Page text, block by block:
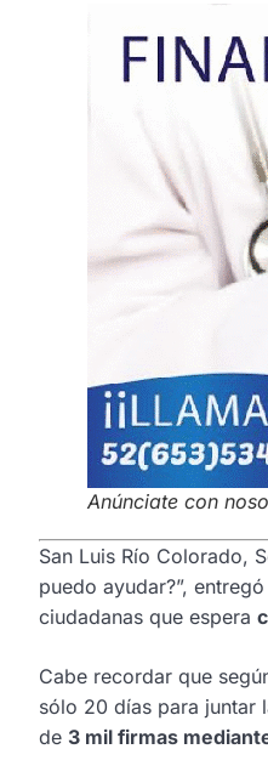
Anúnciate con
San Luis Río Colorado,
puedo ayudar?”,
ciudadanas que espera
Cabe recordar que
sólo 20 días para juntar
de 3 mil firmas